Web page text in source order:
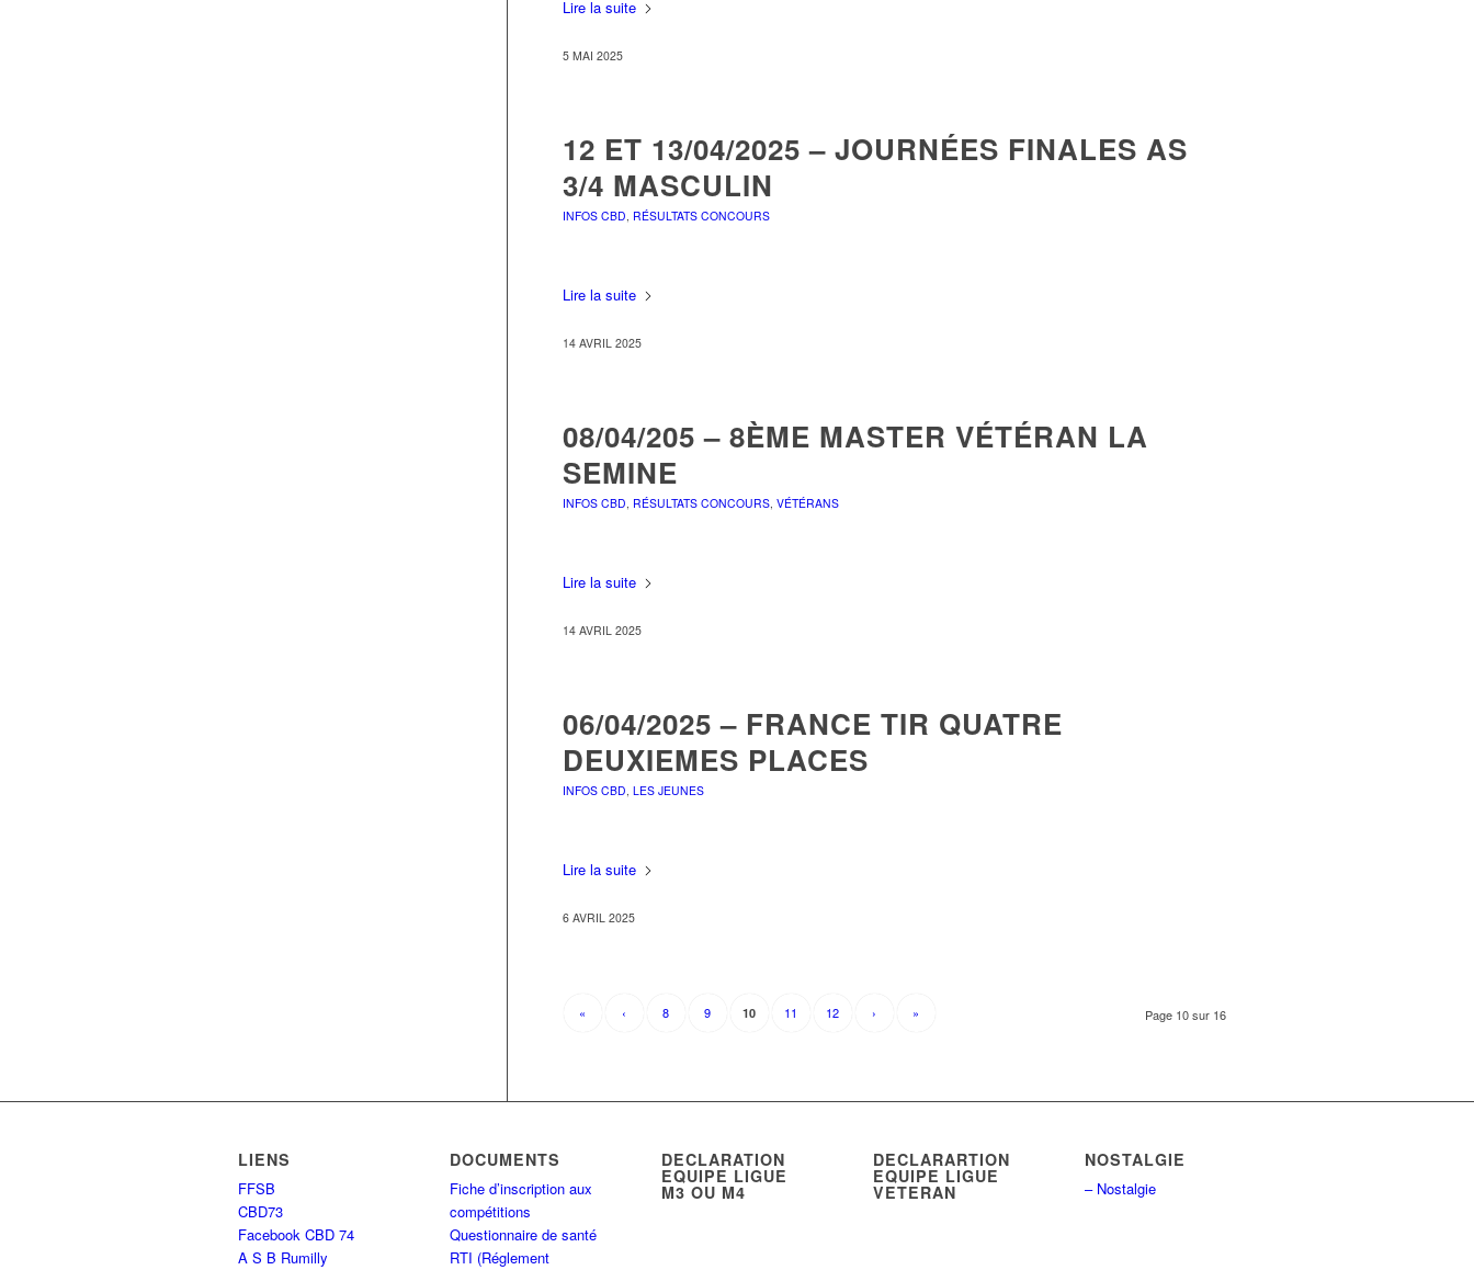
Lire la suite
5 MAI 2025
12 ET 13/04/2025 – JOURNÉES FINALES AS
3/4 MASCULIN
INFOS CBD, RÉSULTATS CONCOURS
Lire la suite
14 AVRIL 2025
08/04/205 – 8ÈME MASTER VÉTÉRAN LA
SEMINE
INFOS CBD, RÉSULTATS CONCOURS, VÉTÉRANS
Lire la suite
14 AVRIL 2025
06/04/2025 – FRANCE TIR QUATRE
DEUXIEMES PLACES
INFOS CBD, LES JEUNES
Lire la suite
6 AVRIL 2025
Page 10 sur 16
« ‹ 8 9 10 11 12 › »
LIENS
FFSB
CBD73
Facebook CBD 74
A S B Rumilly
DOCUMENTS
Fiche d’inscription aux
compétitions
Questionnaire de santé
RTI (Réglement
DECLARATION
EQUIPE LIGUE
M3 OU M4
DECLARARTION
EQUIPE LIGUE
VETERAN
NOSTALGIE
– Nostalgie